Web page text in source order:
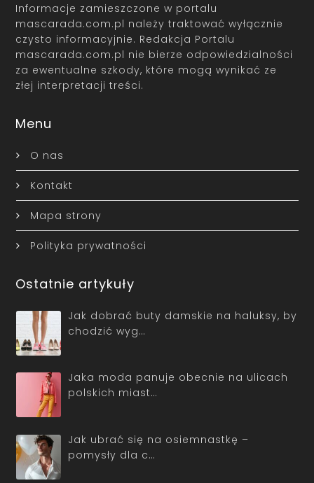
Informacje zamieszczone w portalu
mascarada.com.pl należy traktować wyłącznie
czysto informacyjnie. Redakcja Portalu
mascarada.com.pl nie bierze odpowiedzialności
za ewentualne szkody, które mogą wynikać ze
złej interpretacji treści.
Menu
O nas
Kontakt
Mapa strony
Polityka prywatności
Ostatnie artykuły
Jak dobrać buty damskie na haluksy, by
chodzić wyg…
Jaka moda panuje obecnie na ulicach
polskich miast…
Jak ubrać się na osiemnastkę –
pomysły dla c…